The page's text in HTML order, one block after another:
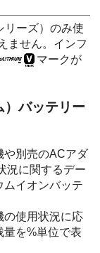
リーズ）のみ使
ません。インフ
マークが
バッテリー
や別売のACアダ
況に関するデー
ムイオンバッテ
の使用状況に応
量を%単位で表